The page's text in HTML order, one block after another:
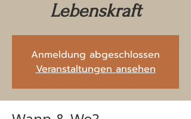
Lebenskraft
Anmeldung abgeschlossen
Veranstaltungen ansehen